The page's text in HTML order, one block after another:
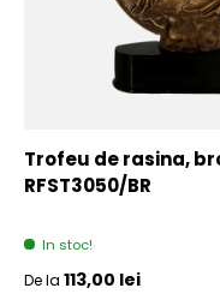
Trofeu de rasina,
RFST3050/BR
In stoc!
Pret initial
De la 113,00 lei